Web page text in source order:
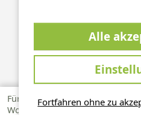
Für 1
Woche
Verfügbarkeiten
This site is protected by
Fortfahren ohne zu
Alle